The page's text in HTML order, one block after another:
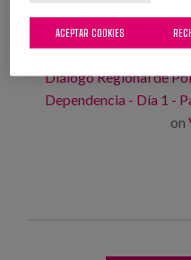
Diálogo Regional de
Dependencia - Día 1 -
on
ACEPTAR COOKIES